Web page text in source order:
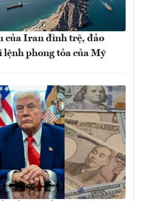
của Iran đình trệ, đảo
phong tỏa của Mỹ